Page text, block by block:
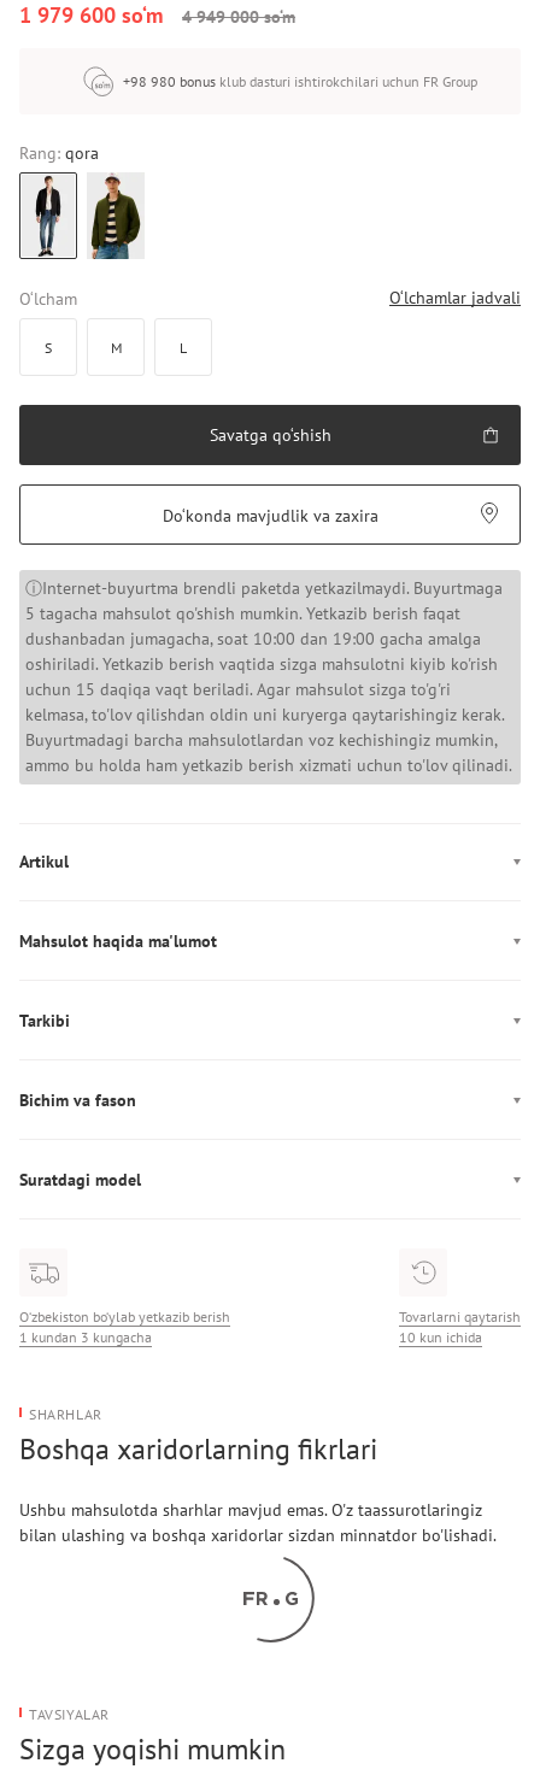
1 979 600 so‘m
4 949 000 so‘m
+98 980 bonus klub dasturi ishtirokchilari uchun FR Group
Rang: qora
O‘lcham O‘lchamlar jadvali
S M L
Savatga qo‘shish
Do‘konda mavjudlik va zaxira
ⓘInternet-buyurtma brendli paketda yetkazilmaydi. Buyurtmaga
5 tagacha mahsulot qo'shish mumkin. Yetkazib berish faqat
dushanbadan jumagacha, soat 10:00 dan 19:00 gacha amalga
oshiriladi. Yetkazib berish vaqtida sizga mahsulotni kiyib ko'rish
uchun 15 daqiqa vaqt beriladi. Agar mahsulot sizga to'g'ri
kelmasa, to'lov qilishdan oldin uni kuryerga qaytarishingiz kerak.
Buyurtmadagi barcha mahsulotlardan voz kechishingiz mumkin,
ammo bu holda ham yetkazib berish xizmati uchun to'lov qilinadi.
Artikul
Mahsulot haqida ma'lumot
Mahkamlagich: Zamok
Tarkibi
Bichim va fason
Suratdagi model
O‘zbekiston bo‘ylab yetkazib berish
1 kundan 3 kungacha
Tovarlarni qaytarish
10 kun ichida
SHARHLAR
Boshqa xaridorlarning fikrlari
Ushbu mahsulotda sharhlar mavjud emas. O'z taassurotlaringiz
bilan ulashing va boshqa xaridorlar sizdan minnatdor bo'lishadi.
TAVSIYALAR
Sizga yoqishi mumkin